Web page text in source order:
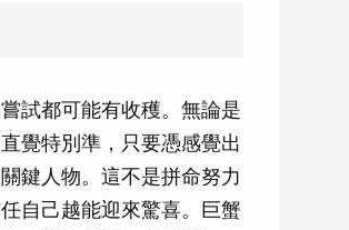
試都可能有收穫。無論是
覺特別準，只要憑感覺出
鍵人物。這不是拼命努力
自己越能迎來驚喜。巨蟹